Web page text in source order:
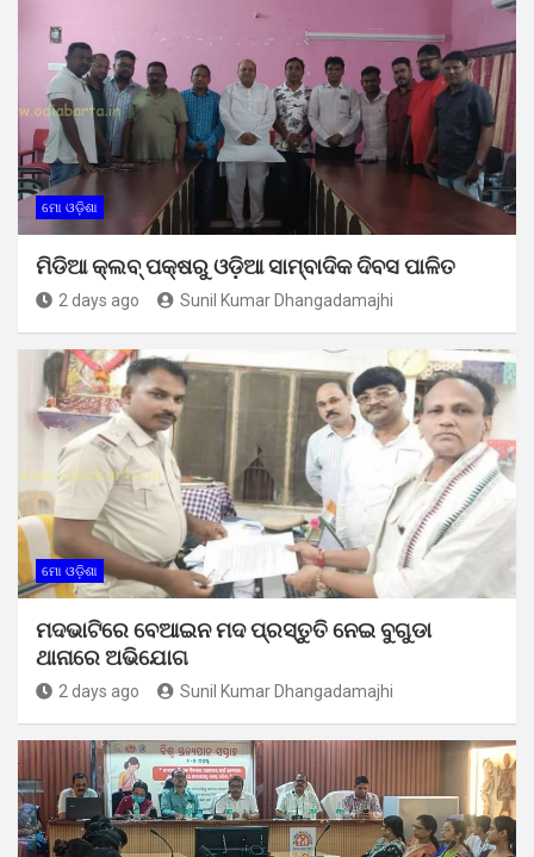
ମୋ ଓଡ଼ିଶା
ମିଡିଆ କ୍ଲବ୍ ପକ୍ଷରୁ ଓଡ଼ିଆ ସାମ୍ବାଦିକ ଦିବସ ପାଳିତ
2 days ago Sunil Kumar Dhangadamajhi
ମୋ ଓଡ଼ିଶା
ମଦଭାଟିରେ ବେଆଇନ ମଦ ପ୍ରସ୍ତୁତି ନେଇ ବୁଗୁଡା
ଥାନାରେ ଅଭିଯୋଗ
2 days ago Sunil Kumar Dhangadamajhi